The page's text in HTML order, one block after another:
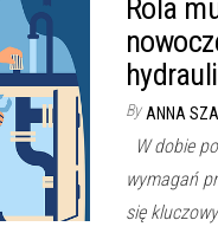
Rola
By ANNA
W dobie
wymagań
się